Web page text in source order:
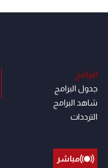
البرامج
جدول البرامج
شاهد البرامج
الترددات
مباشر